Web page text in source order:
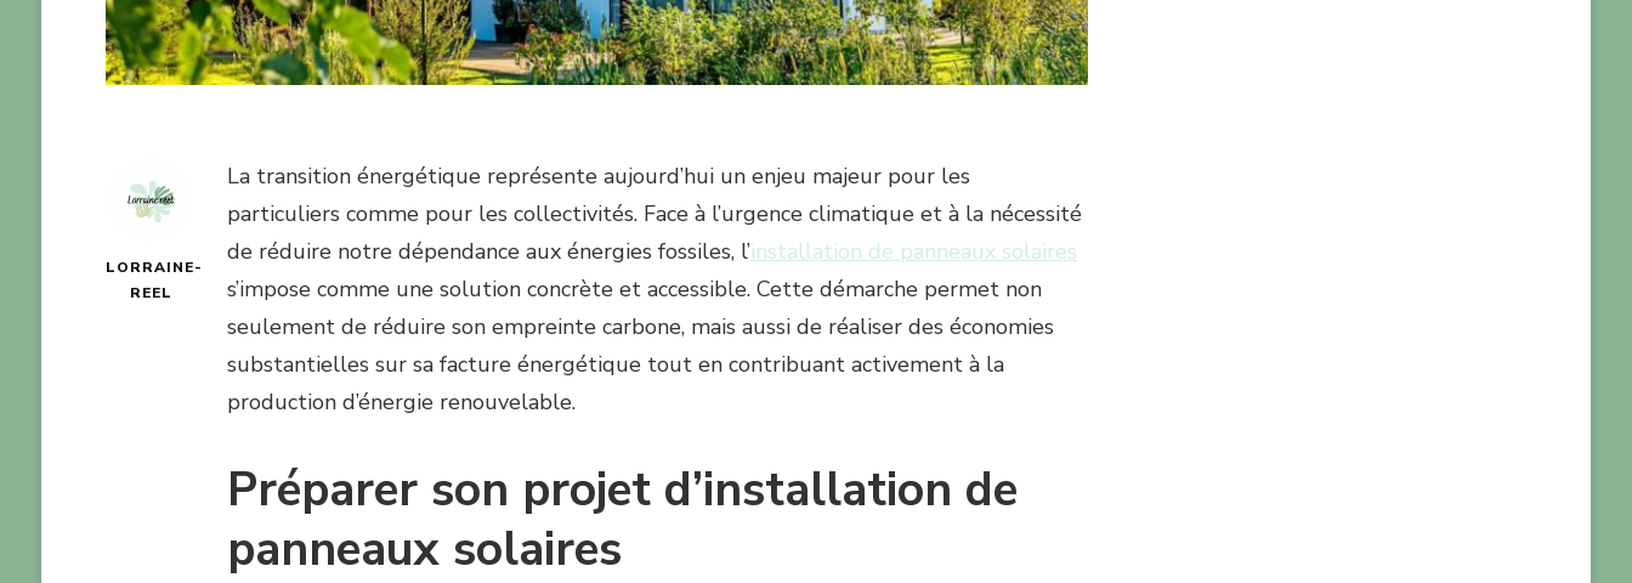
LORRAINE-
REEL
La transition énergétique représente aujourd’hui un enjeu majeur pour les
particuliers comme pour les collectivités. Face à l’urgence climatique et à la nécessité
de réduire notre dépendance aux énergies fossiles, l’installation de panneaux solaires
s’impose comme une solution concrète et accessible. Cette démarche permet non
seulement de réduire son empreinte carbone, mais aussi de réaliser des économies
substantielles sur sa facture énergétique tout en contribuant activement à la
production d’énergie renouvelable.
Préparer son projet d’installation de
panneaux solaires